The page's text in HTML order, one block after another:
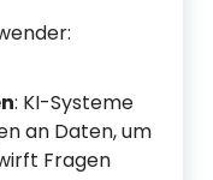
: KI-Systeme
an Daten, um
Fragen